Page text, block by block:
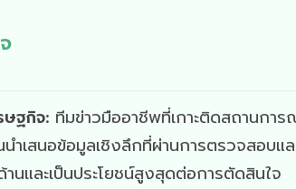
ษฐกิจ: ทีมข่าวมืออาชีพที่เกาะติดสถานกา
ำเสนอข้อมูลเชิงลึกที่ผ่านการตรวจสอบแ
นและเป็นประโยชน์สูงสุดต่อการตัดสินใจ